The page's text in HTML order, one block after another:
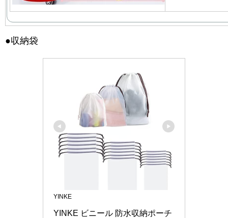
●収納袋
YINKE
YINKE ビニール 防水収納ポーチ